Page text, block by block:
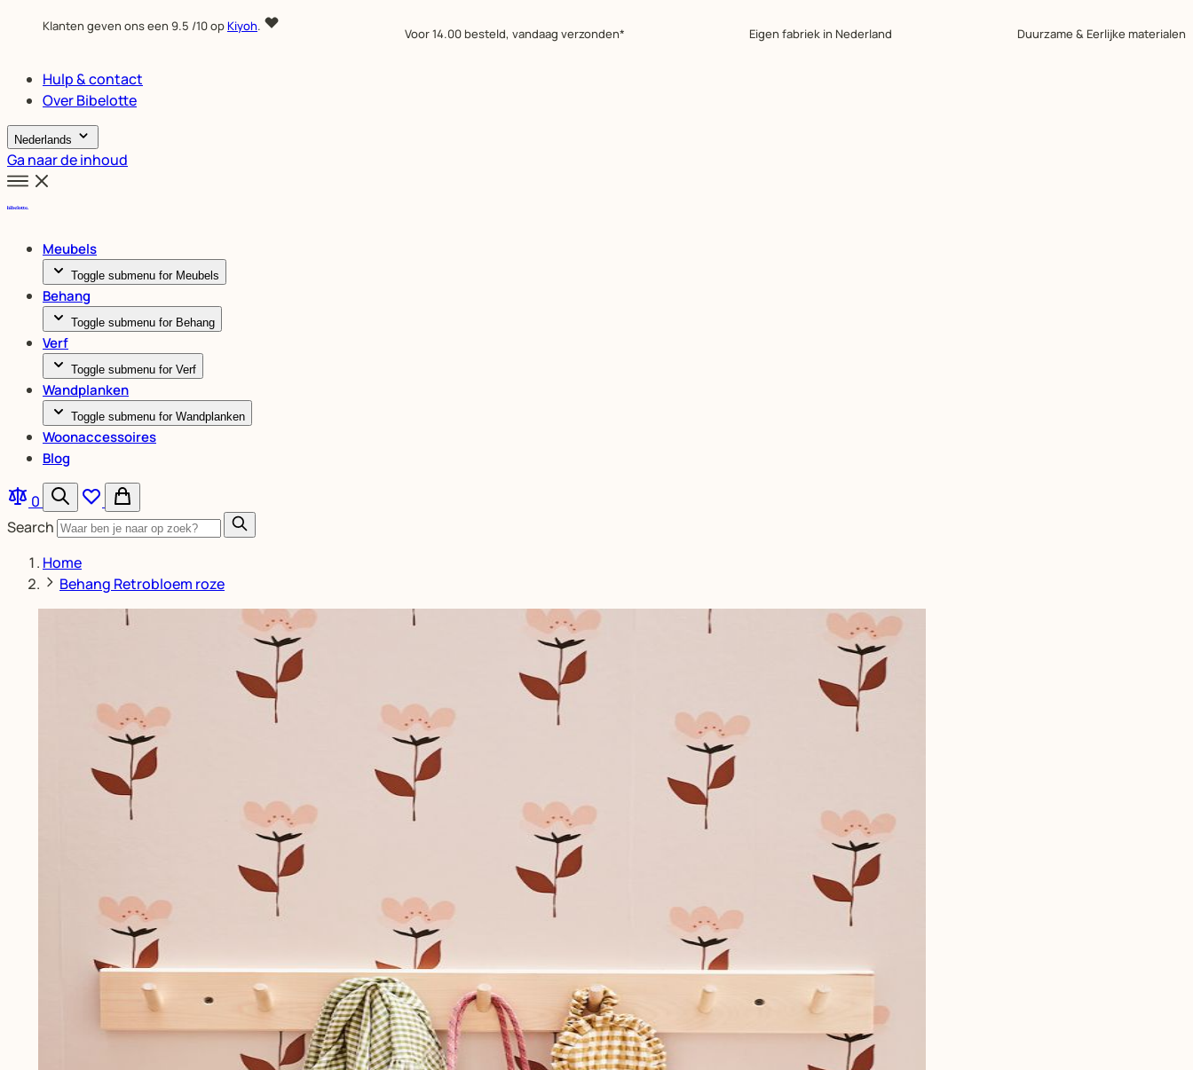
Klanten geven ons een 9.5 /10 opKiyoh. Voor 14.00 besteld, vandaag verzonden* Eigen fabriek in Nederland Duurzame & Eerlijke materialen
Hulp & contact
Over Bibelotte
Nederlands
Ga naar de inhoud
Meubels
Toggle submenu for Meubels
Behang
Toggle submenu for Behang
Verf
Toggle submenu for Verf
Wandplanken
Toggle submenu for Wandplanken
Woonaccessoires
Blog
0
Search
Home
Behang Retrobloem roze